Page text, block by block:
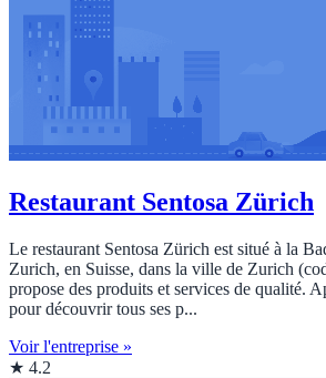
Restaurant Sentosa Zürich
Le restaurant Sentosa Zürich est situé à la
Zurich, en Suisse, dans la ville de Zurich
propose des produits et services de qualité.
pour découvrir tous ses p...
Voir l'entreprise »
★ 4.2